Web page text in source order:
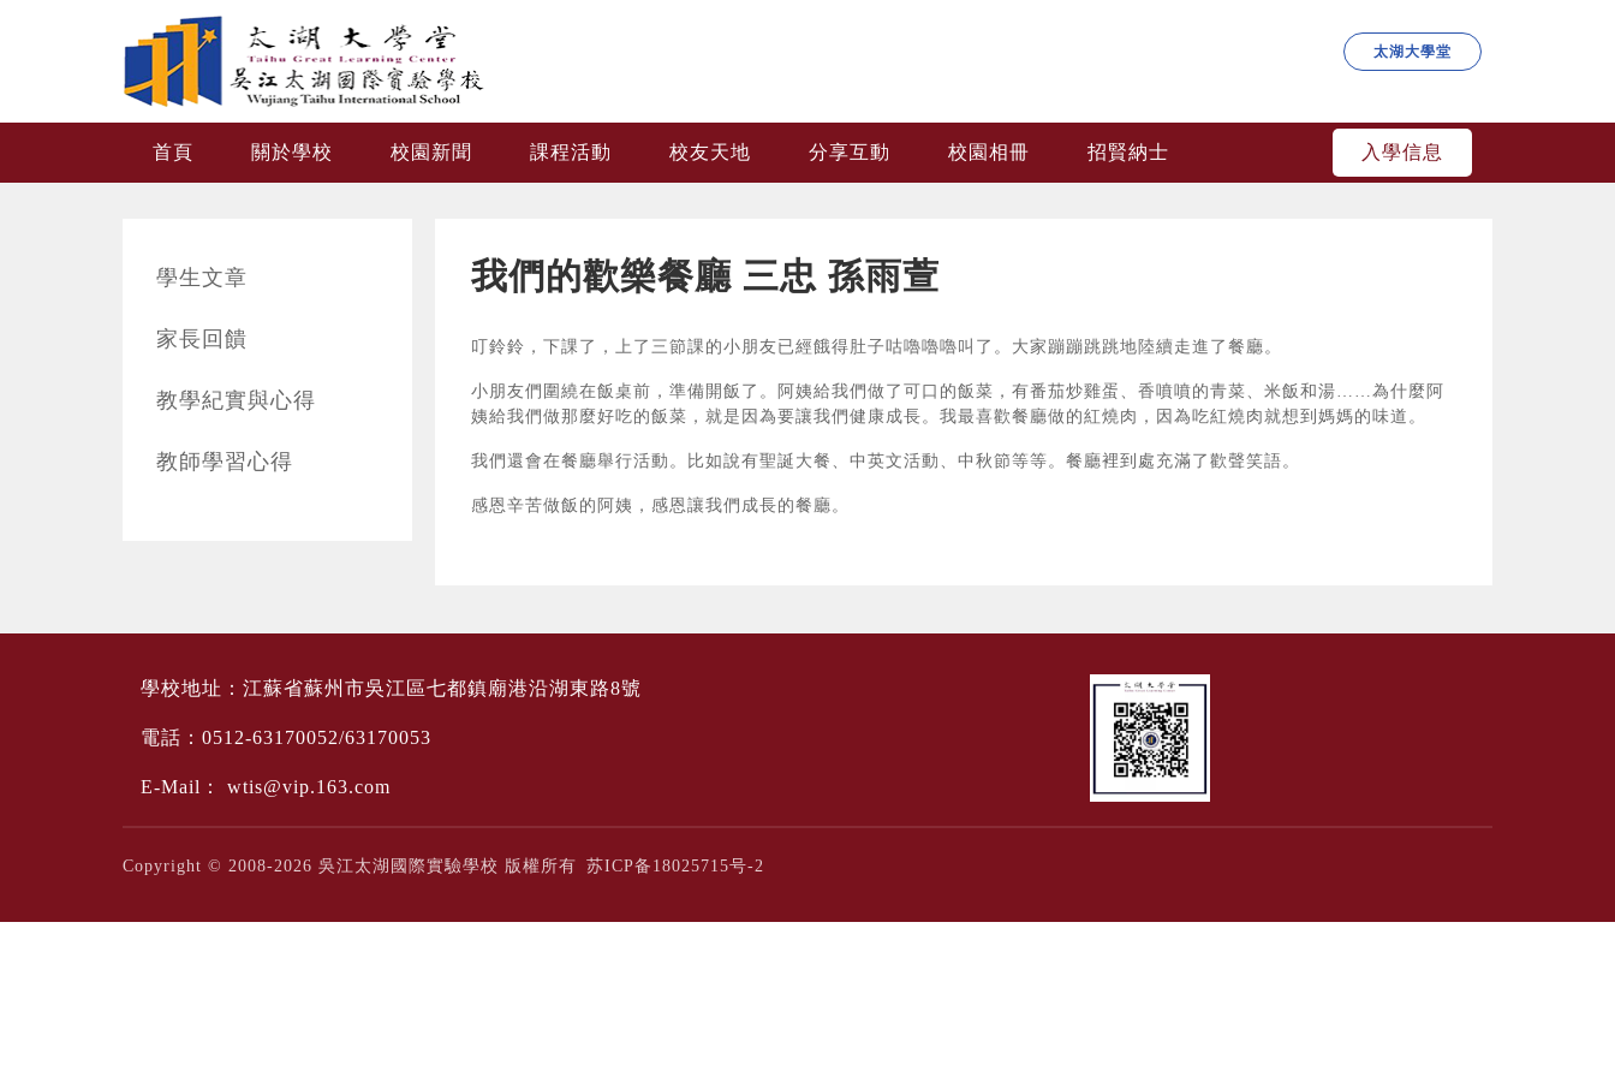
太湖大學堂
首頁 關於學校 校園新聞 課程活動 校友天地 分享互動 校園相冊 招賢納士 入學信息
學生文章
家長回饋
教學紀實與心得
教師學習心得
我們的歡樂餐廳 三忠 孫雨萱
叮鈴鈴，下課了，上了三節課的小朋友已經餓得肚子咕嚕嚕嚕叫了。大家蹦蹦跳跳地陸續走進了餐廳。
小朋友們圍繞在飯桌前，準備開飯了。阿姨給我們做了可口的飯菜，有番茄炒雞蛋、香噴噴的青菜、米飯和湯……為什麼阿
姨給我們做那麼好吃的飯菜，就是因為要讓我們健康成長。我最喜歡餐廳做的紅燒肉，因為吃紅燒肉就想到媽媽的味道。
我們還會在餐廳舉行活動。比如說有聖誕大餐、中英文活動、中秋節等等。餐廳裡到處充滿了歡聲笑語。
感恩辛苦做飯的阿姨，感恩讓我們成長的餐廳。
學校地址：江蘇省蘇州市吳江區七都鎮廟港沿湖東路8號
電話：0512-63170052/63170053
E-Mail： wtis@vip.163.com
Copyright © 2008-2026 吳江太湖國際實驗學校 版權所有 苏ICP备18025715号-2